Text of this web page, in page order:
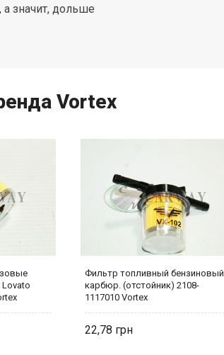
значит, дольше
Vortex
Lovato
Фильтр топливный бензиновый
карбюр. (отстойник) 2108-
1117010 Vortex
22,78